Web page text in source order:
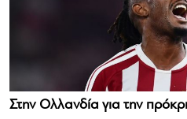
Στην Ολλανδία για την